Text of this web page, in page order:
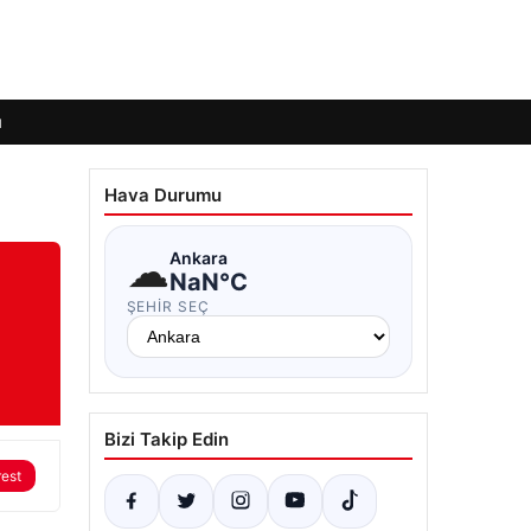
Hava Durumu
☁Ankara
NaN°C
ŞEHIR SEÇ
Bizi Takip Edin